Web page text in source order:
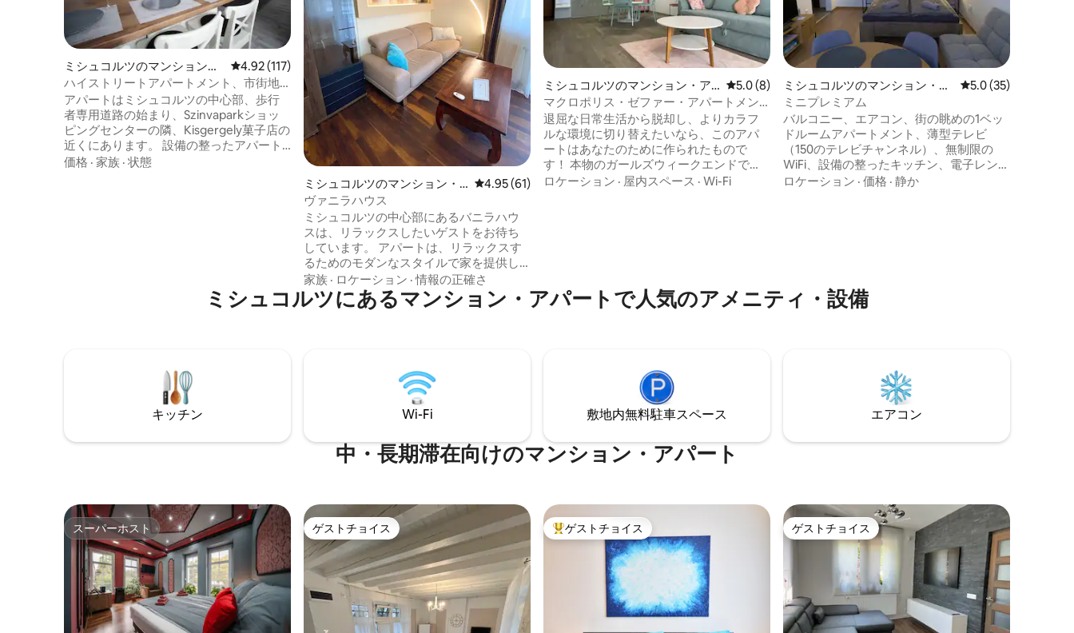
ミシュコルツのマンション・
アパート
レビュー117件、5つ星中4.92つ星の平均評価
4.92 (117)
ハイストリートアパートメント、市街地
の中心部
アパートはミシュコルツの中心部、歩行
者専用道路の始まり、Szinvaparkショッ
ピングセンターの隣、Kisgergely菓子店の
近くにあります。 設備の整ったアパート
は、モダンなスタイルで、新しく改装さ
価格 · 家族 · 状態
ミシュコルツのマンション・
アパート
レビュー61件、5つ星中4.95つ星の平均評価
4.95 (61)
ヴァニラハウス
ミシュコルツの中心部にあるバニラハウ
スは、リラックスしたいゲストをお待ち
しています。 アパートは、リラックスす
るためのモダンなスタイルで家を提供し
ます。 ☕️アパートのすぐ隣にメインスト
リートがあり、レストラン、カフェ、パ
ブ、ナイトクラブが訪問者を待っていま
あり、近くの観光地、リラフュレドとタ
ポルツァへのアクセスが可能です。
家族 · ロケーション ·情報の正確さ
ミシュコルツのマンション・ア
パート
レビュー8件、5つ星中5.0つ星の平均評価
5.0 (8)
マクロポリス・ゼファー・アパートメン
トC2/3
退屈な日常生活から脱却し、よりカラフ
ルな環境に切り替えたいなら、このアパ
ートはあなたのために作られたもので
す！ 本物のガールズウィークエンドで
も、パステルカラーの世界への旅でも、
て補完され、リラクゼーション体験を完
成させます。
ロケーション · 屋内スペース · Wi-Fi
ミシュコルツのマンション・ア
パート
レビュー35件、5つ
5.0 (35)
ミニプレミアム
バルコニー、エアコン、街の眺めの1ベッ
ドルームアパートメント、薄型テレビ
（150のテレビチャンネル）、無制限の
WiFi、設備の整ったキッチン、電子レン
ジ、電気ケトル、トースター、ドルチェ
大学から10分、タポルツァから15分です。
ロケーション · 価格 · 静か
ミシュコルツにあるマンション・アパートで人気のアメニティ・設備
キッチン Wi-Fi 敷地内無料駐⁠車ス⁠ペ⁠ー⁠ス エアコン
中・長期滞在向けのマンション・アパート
スーパーホスト
スーパーホスト ゲストチョイス
ゲストチョイス 大好評のゲストチョイスです。
ゲストチョイス ゲストチョイス
ゲストチョイス